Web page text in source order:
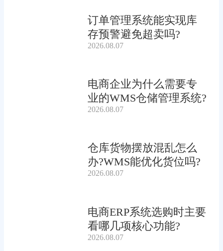
订单管理系统能实现库
存预警避免超卖吗?
2026.08.07
电商企业为什么需要专
业的WMS仓储管理系统?
2026.08.07
仓库货物摆放混乱怎么
办?WMS能优化货位吗?
2026.08.07
电商ERP系统选购时主要
看哪几项核心功能?
2026.08.07